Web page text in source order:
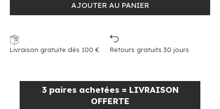
AJOUTER AU PANIER
Livraison gratuite dès 100 € Retours gratuits 30 jours
3 paires achetées = LIVRAISON
OFFERTE